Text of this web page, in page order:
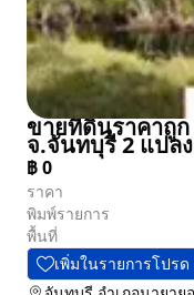
ขายที่ดินราคาถู
จ.จันทบุรี 2 แปลง
฿0
ราคา
พิมพ์รายการ
พื้นที่
เพิ่มในรายการโปรด